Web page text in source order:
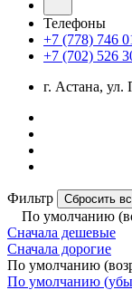
Телефоны
+7 (778) 746
+7 (702) 526
г. Астана,
Фильтр Сбросить
По умолчанию
Сначала дешевые
Сначала дорогие
По умолчанию
По умолчанию